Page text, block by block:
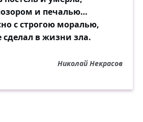
и печалью…
с строгою моралью,
в жизни зла.
Николай Некрасов